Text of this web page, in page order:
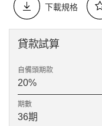
下載規格
貸款試算
自備頭期款
期數